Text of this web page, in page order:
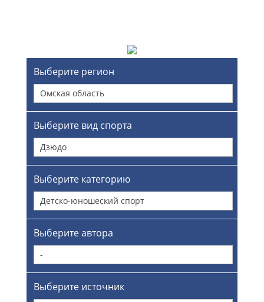
Выберите регион
Омская область
Выберите вид спорта
Дзюдо
Выберите категорию
Детско-юношеский спорт
Выберите автора
-
Выберите источник